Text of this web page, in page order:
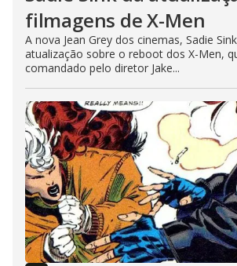
filmagens de X-Men
A nova Jean Grey dos cinemas, Sadie
atualização sobre o reboot dos X-Men,
comandado pelo diretor Jake...